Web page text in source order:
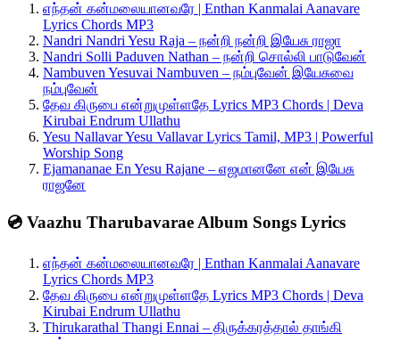
எந்தன் கன்மலையானவரே | Enthan Kanmalai Aanavare
Lyrics Chords MP3
Nandri Nandri Yesu Raja – நன்றி நன்றி இயேசு ராஜா
Nandri Solli Paduven Nathan – நன்றி சொல்லி பாடுவேன்
Nambuven Yesuvai Nambuven – நம்புவேன் இயேசுவை
நம்புவேன்
தேவ கிருபை என்றுமுள்ளதே Lyrics MP3 Chords | Deva
Kirubai Endrum Ullathu
Yesu Nallavar Yesu Vallavar Lyrics Tamil, MP3 | Powerful
Worship Song
Ejamananae En Yesu Rajane – எஜமானனே என் இயேசு
ராஜனே
💿 Vaazhu Tharubavarae Album Songs Lyrics
எந்தன் கன்மலையானவரே | Enthan Kanmalai Aanavare
Lyrics Chords MP3
தேவ கிருபை என்றுமுள்ளதே Lyrics MP3 Chords | Deva
Kirubai Endrum Ullathu
Thirukarathal Thangi Ennai – திருக்கரத்தால் தாங்கி